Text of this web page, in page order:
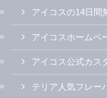
アイコスの14日間
アイコスホームペ
アイコス公式カス
テリア人気フレー